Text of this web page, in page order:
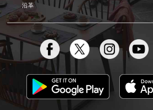
沿革